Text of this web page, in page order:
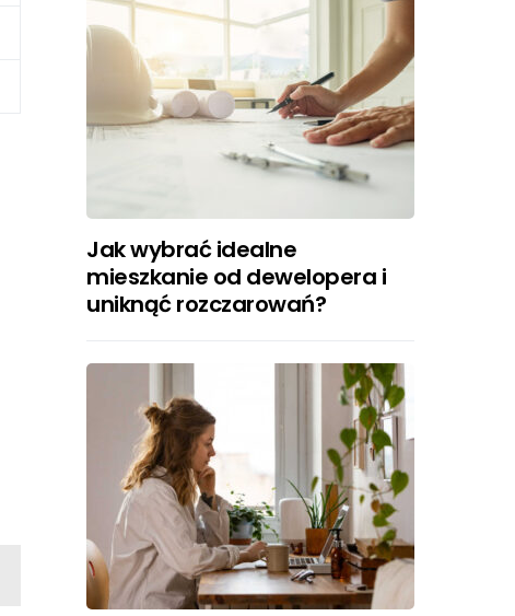
Jak wybrać idealne
mieszkanie od dewelopera i
uniknąć rozczarowań?